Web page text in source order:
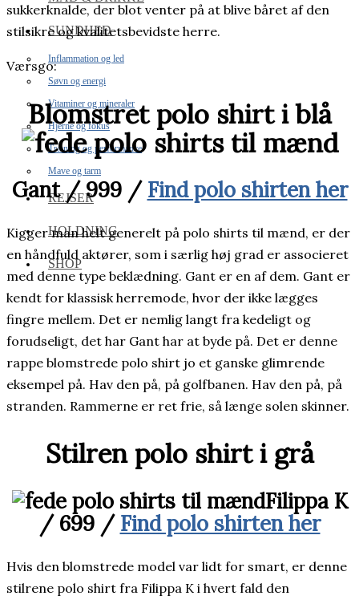
SUNDHED
Inflammation og led
Søvn og energi
Vitaminer og mineraler
Hjerne og fokus
Træning og performance
Mave og tarm
REJSER
HOLDNING
SHOP
sukkerknalde, der blot venter på at blive båret af den
stilsikre og kvalitetsbevidste herre.
Værsgo:
Blomstret polo shirt i blå
Gant / 999 / Find polo shirten her
Kigger man helt generelt på polo shirts til mænd, er der
en håndfuld aktører, som i særlig høj grad er associeret
med denne type beklædning. Gant er en af dem. Gant er
kendt for klassisk herremode, hvor der ikke lægges
fingre mellem. Det er nemlig langt fra kedeligt og
forudseligt, det har Gant har at byde på. Det er denne
rappe blomstrede polo shirt jo et ganske glimrende
eksempel på. Hav den på, på golfbanen. Hav den på, på
stranden. Rammerne er ret frie, så længe solen skinner.
Stilren polo shirt i grå
Filippa K
/ 699 / Find polo shirten her
Hvis den blomstrede model var lidt for smart, er denne
stilrene polo shirt fra Filippa K i hvert fald den